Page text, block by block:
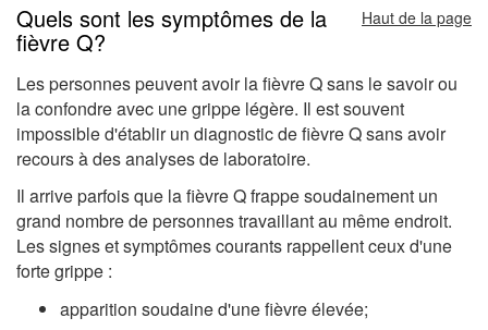
Quels sont les symptômes de la
fièvre Q?
Haut de la page
Les personnes peuvent avoir la fièvre Q sans le savoir ou
la confondre avec une grippe légère. Il est souvent
impossible d'établir un diagnostic de fièvre Q sans avoir
recours à des analyses de laboratoire.
Il arrive parfois que la fièvre Q frappe soudainement un
grand nombre de personnes travaillant au même endroit.
Les signes et symptômes courants rappellent ceux d'une
forte grippe :
apparition soudaine d'une fièvre élevée;